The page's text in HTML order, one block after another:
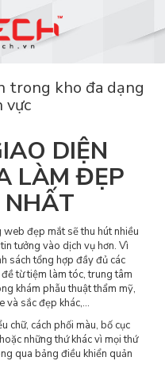
trong kho đa dạng
vực
DIỆN
LÀM ĐẸP
đẹp mắt sẽ thu hút nhiều
tưởng vào dịch vụ hơn. Vì
sách tổng hợp đầy đủ các
từ tiệm làm tóc, trung tâm
khám phẫu thuật thẩm mỹ,
và sắc đẹp khác,…
chữ, cách phối màu, bố cục
những thứ khác vì mọi thứ
qua bảng điều khiển quản